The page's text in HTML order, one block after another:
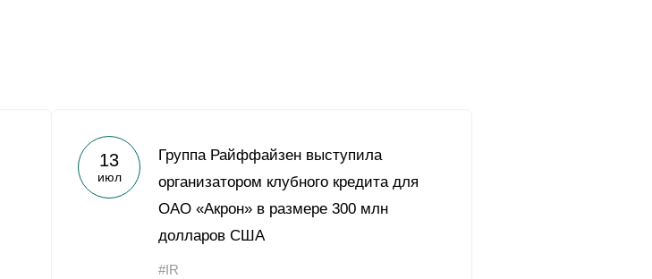
13
июл
Группа Райффайзен выступила
организатором клубного кредита для
ОАО «Акрон» в размере 300 млн
долларов США
#IR